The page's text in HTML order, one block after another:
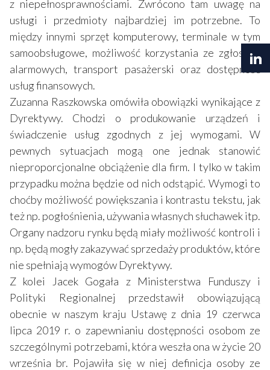
z niepełnosprawnościami. Zwrócono tam uwagę na
usługi i przedmioty najbardziej im potrzebne. To
między innymi sprzęt komputerowy, terminale w tym
samoobsługowe, możliwość korzystania ze zgłoszeń
alarmowych, transport pasażerski oraz dostępność
usług finansowych.
Zuzanna Raszkowska omówiła obowiązki wynikające z
Dyrektywy. Chodzi o produkowanie urządzeń i
świadczenie usług zgodnych z jej wymogami. W
pewnych sytuacjach mogą one jednak stanowić
nieproporcjonalne obciążenie dla firm. I tylko w takim
przypadku można będzie od nich odstąpić. Wymogi to
choćby możliwość powiększania i kontrastu tekstu, jak
też np. pogłośnienia, używania własnych słuchawek itp.
Organy nadzoru rynku będą miały możliwość kontroli i
np. będą mogły zakazywać sprzedaży produktów, które
nie spełniają wymogów Dyrektywy.
Z kolei Jacek Gogała z Ministerstwa Funduszy i
Polityki Regionalnej przedstawił obowiązującą
obecnie w naszym kraju Ustawę z dnia 19 czerwca
lipca 2019 r. o zapewnianiu dostępności osobom ze
szczególnymi potrzebami, która weszła ona w życie 20
września br. Pojawiła się w niej definicja osoby ze